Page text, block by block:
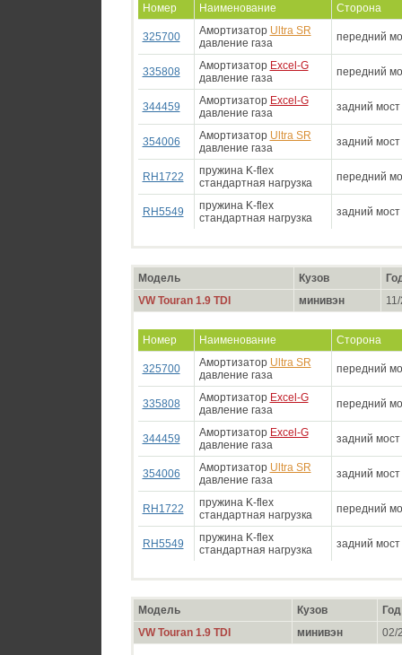
Номер Наименование Сторона
325700 Амортизатор Ultra SR
давление газа
передний
335808 Амортизатор Excel-G
давление газа
передний
344459 Амортизатор Excel-G
давление газа
задний мост
354006 Амортизатор Ultra SR
давление газа
задний мост
RH1722
пружина K-flex
стандартная нагрузка
передний
RH5549
пружина K-flex
стандартная нагрузка
задний мост
Модель Кузов
VW Touran 1.9 TDI
минивэн
Номер Наименование Сторона
325700 Амортизатор Ultra SR
давление газа
передний
335808 Амортизатор Excel-G
давление газа
передний
344459 Амортизатор Excel-G
давление газа
задний мост
354006 Амортизатор Ultra SR
давление газа
задний мост
RH1722
пружина K-flex
стандартная нагрузка
передний
RH5549
пружина K-flex
стандартная нагрузка
задний мост
Модель Кузов
VW Touran 1.9 TDI
минивэн 02/